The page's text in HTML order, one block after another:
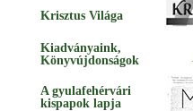
Krisztus Világa
Kiadványaink,
Könyvújdonságok
A gyulafehérvári
kispapok lapja